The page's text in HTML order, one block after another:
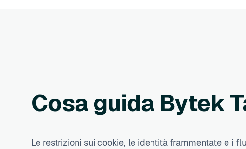
Cosa guida Bytek
Le restrizioni sui cookie, le identità frammentate e i